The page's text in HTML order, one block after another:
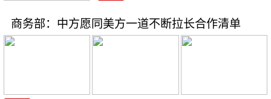
商务部：中方愿同美方一道不断拉长合作清单